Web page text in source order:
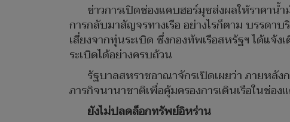
ข่าวการเปิดช่องแคบฮอร์มุซส่งผลให้ราคา
การกลับมาสัญจรทางเรือ อย่างไรก็ตาม บรรดา
เสี่ยงจากทุ่นระเบิด ซึ่งกองทัพเรือสหรัฐฯ ได้แจ้
ระเบิดได้อย่างครบถ้วน
รัฐบาลสหราชอาณาจักรเปิดเผยว่า ภายหลัง
ภารกิจนานาชาติเพื่อคุ้มครองการเดินเรือในช่อ
ยังไม่ปลดล็อกทรัพย์อิหร่าน